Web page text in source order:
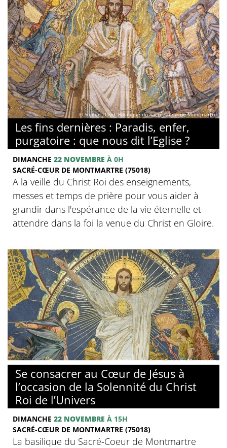
© Sophie Lloyd- Basilique du Sacré-Coeur de Montmartre
Les fins dernières : Paradis, enfer,
purgatoire : que nous dit l’Eglise ?
DIMANCHE 22 NOVEMBRE À 0H
SACRÉ-CŒUR DE MONTMARTRE (75018)
A la veille du Christ Roi des enseignements,
messes et temps de prière pour vous aider à
grandir dans l'espérance de la vie éternelle et
attendre dans la foi la venue du Christ en Gloire.
© Basilique du Sacré-Coeur de Montmartre
Se consacrer au Cœur de Jésus à
l’occasion de la Solennité du Christ
Roi de l’Univers
DIMANCHE 22 NOVEMBRE À 15H
SACRÉ-CŒUR DE MONTMARTRE (75018)
La basilique du Sacré-Coeur de Montmartre